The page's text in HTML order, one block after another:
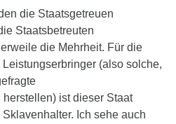
die Staatsgetreuen
Staatsbetreuten
die Mehrheit. Für die
(also solche,
ist dieser Staat
Ich sehe auch